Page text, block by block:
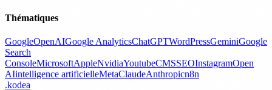
Thématiques
GoogleOpenAIGoogle AnalyticsChatGPTWordPressGeminiGoogle
Search
ConsoleMicrosoftAppleNvidiaYoutubeCMSSEOInstagramOpen
AIintelligence artificielleMetaClaudeAnthropicn8n
.kodea